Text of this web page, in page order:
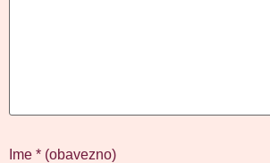
Ime * (obavezno)